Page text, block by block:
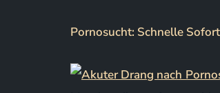
Pornosucht: Schnelle